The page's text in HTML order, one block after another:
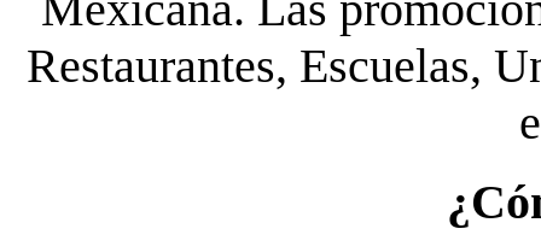
Restaurantes, Escuelas,